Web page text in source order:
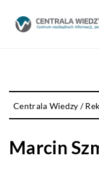
Centrala Wiedzy /
Marcin